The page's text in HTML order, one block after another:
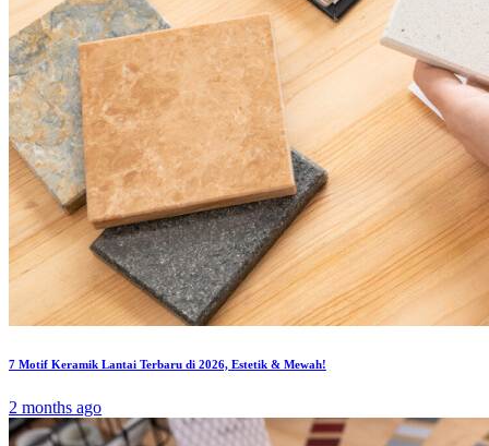
7 Motif Keramik Lantai Terbaru di 2026, Estetik & Mewah!
2 months ago